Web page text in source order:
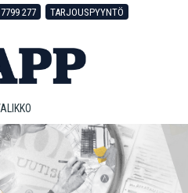
277 TARJOUSPYYNTÖ